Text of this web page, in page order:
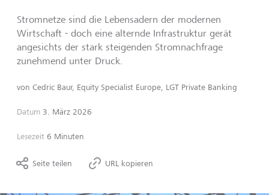
Stromnetze sind die Lebensadern der modernen
Wirtschaft - doch eine alternde Infrastruktur gerät
angesichts der stark steigenden Stromnachfrage
zunehmend unter Druck.
von Cedric Baur, Equity Specialist Europe, LGT Private Banking
Datum 3. März 2026
Lesezeit 6 Minuten
Seite teilen URL kopieren